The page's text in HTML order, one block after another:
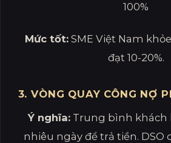
100%
Mức tốt:SME Việt Nam
đạt 10-20%.
3. VÒNG QUAY CÔNG NỢ
Ý nghĩa:Trung bình khách
nhiêu ngày để trả tiền. DSO